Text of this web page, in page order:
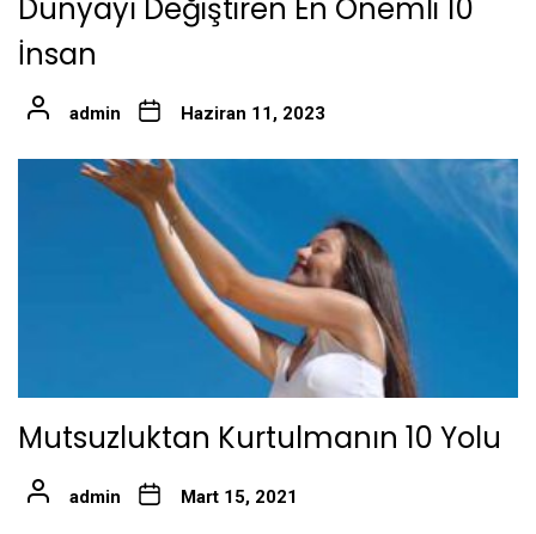
Dünyayı Değiştiren En Önemli 10
İnsan
admin Haziran 11, 2023
Mutsuzluktan Kurtulmanın 10 Yolu
admin Mart 15, 2021